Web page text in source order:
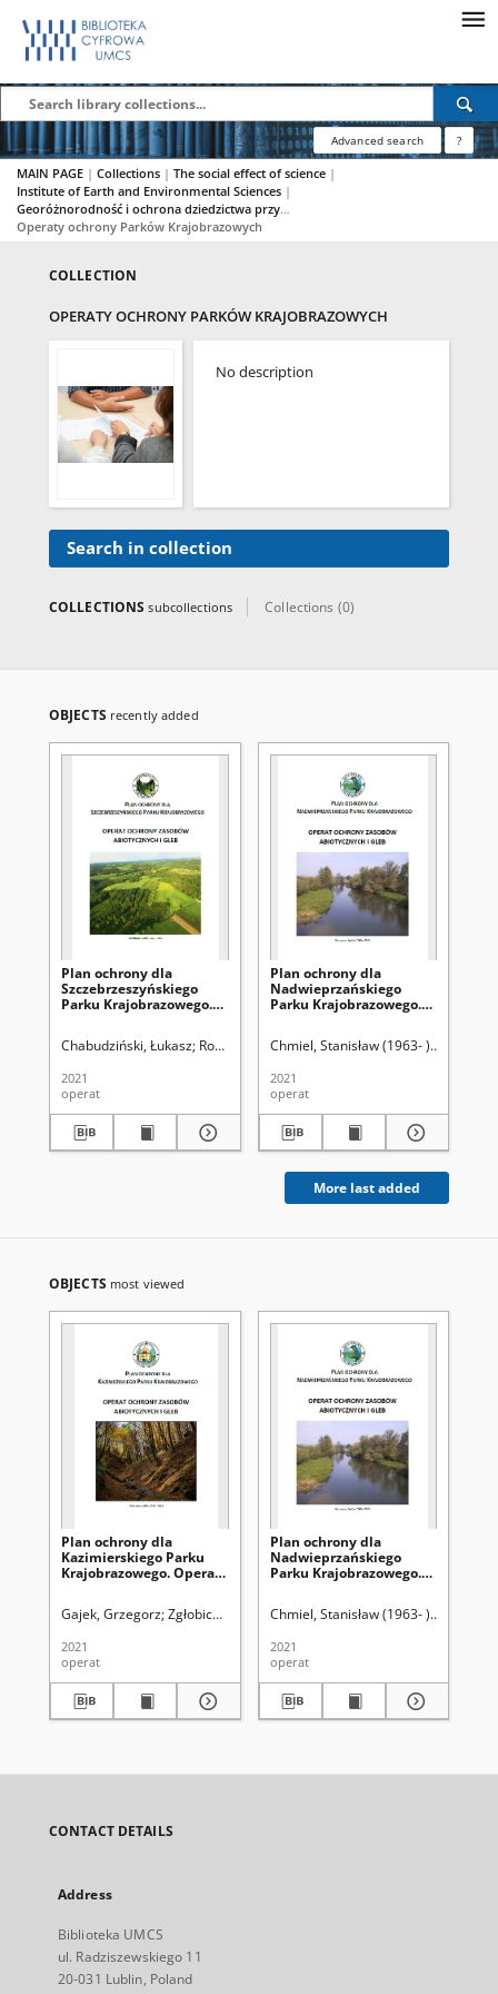
Advanced search ?
MAIN PAGE | Collections | The social effect of science |
Institute of Earth and Environmental Sciences |
Georóżnorodność i ochrona dziedzictwa przyrodniczego
Operaty ochrony Parków Krajobrazowych
COLLECTION
OPERATY OCHRONY PARKÓW KRAJOBRAZOWYCH
No description
Search in collection
COLLECTIONSsubcollections Collections (0)
OBJECTS recently added
Plan ochrony dla
Szczebrzeszyńskiego
Parku Krajobrazowego.
Chabudziński, Łukasz Rodzik, Jan
2021
operat
Plan ochrony dla
Nadwieprzańskiego
Parku Krajobrazowego.
Chmiel, Stanisław (1963- ) Mięsiak-
2021
operat
More last added
OBJECTS most viewed
Plan ochrony dla
Kazimierskiego Parku
Krajobrazowego. Operat
Gajek, Grzegorz Zgłobicki, Wojciech (1971- ) Mięsiak-Wójcik,
2021
operat
Plan ochrony dla
Nadwieprzańskiego
Parku Krajobrazowego.
Chmiel, Stanisław (1963- ) Mięsiak-
2021
operat
CONTACT DETAILS
Address
Biblioteka UMCS
ul. Radziszewskiego 11
20-031 Lublin, Poland